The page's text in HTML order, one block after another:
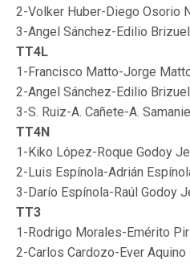
2-Volker Huber-Diego Osorio
3-Angel Sánchez-Edilio
TT4L
1-Francisco Matto-Jorge
2-Angel Sánchez-Edilio
3-S. Ruiz-A. Cañete-A.
TT4N
1-Kiko López-Roque Godoy
2-Luis Espínola-Adrián
3-Darío Espínola-Raúl Godoy
TT3
1-Rodrigo Morales-Emérito
2-Carlos Cardozo-Ever Aquino